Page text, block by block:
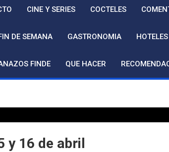
CINE Y SERIES COCTELES
DE SEMANA GASTRONOMIA HOTELES
FINDE QUE HACER
y 16 de abril